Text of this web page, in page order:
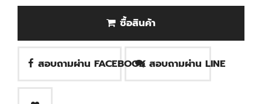
ซื้อสินค้า
สอบถามผ่าน FACEBOOK สอบถามผ่าน LINE